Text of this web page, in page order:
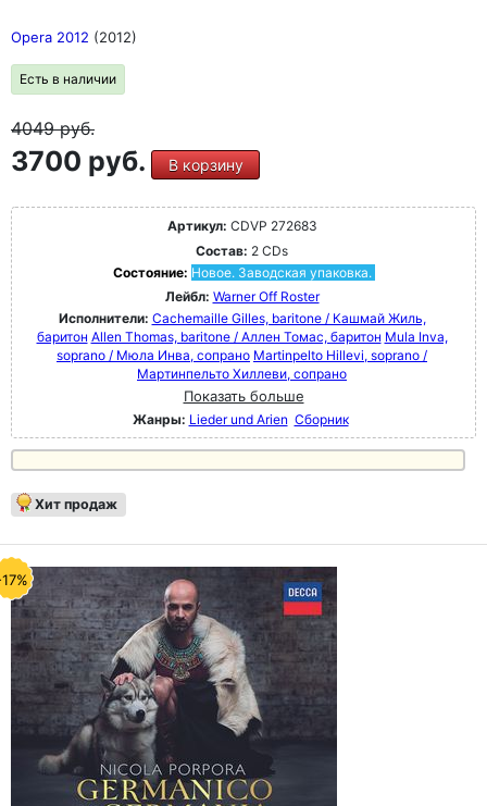
Opera 2012 (2012)
Есть в наличии
4049руб.
3700 руб. В корзину
Артикул: CDVP 272683
Состав: 2 CDs
Состояние: Новое. Заводская упаковка.
Лейбл: Warner Off Roster
Исполнители: Cachemaille Gilles, baritone / Кашмай Жиль,
баритон Allen Thomas, baritone / Аллен Томас, баритон Mula Inva,
soprano / Мюла Инва, сопрано Martinpelto Hillevi, soprano /
Мартинпельто Хиллеви, сопрано
Показать больше
Жанры: Lieder und Arien Сборник
Хит продаж